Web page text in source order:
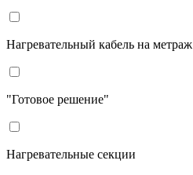
Нагревательный кабель на метраж
"Готовое решение"
Нагревательные секции